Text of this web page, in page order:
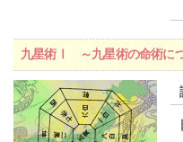
九星術Ⅰ ～九星術の命術に